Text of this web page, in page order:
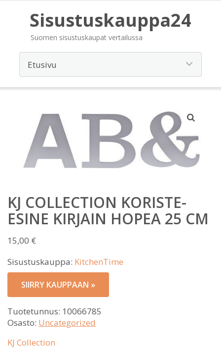
Sisustuskauppa24
Suomen sisustuskaupat vertailussa
KJ COLLECTION KORISTE-
ESINE KIRJAIN HOPEA 25 CM
15,00 €
Sisustuskauppa: KitchenTime
SIIRRY KAUPPAAN »
Tuotetunnus: 10066785
Osasto: Uncategorized
KJ Collection